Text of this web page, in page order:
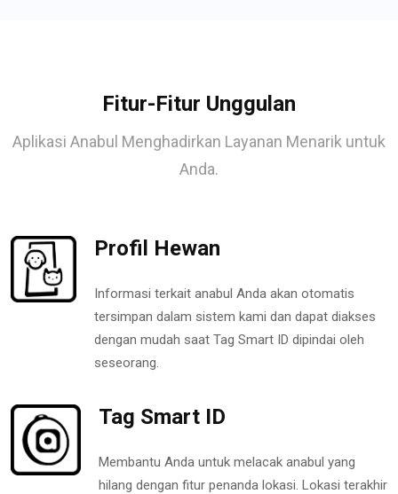
Fitur-Fitur Unggulan
Aplikasi Anabul Menghadirkan Layanan Menarik untuk
Anda.
Profil Hewan
Informasi terkait anabul Anda akan otomatis
tersimpan dalam sistem kami dan dapat diakses
dengan mudah saat Tag Smart ID dipindai oleh
seseorang.
Tag Smart ID
Membantu Anda untuk melacak anabul yang
hilang dengan fitur penanda lokasi. Lokasi terakhir